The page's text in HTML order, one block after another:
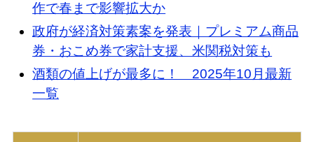
作で春まで影響拡大か
政府が経済対策素案を発表｜プレミアム商品
券・おこめ券で家計支援、米関税対策も
酒類の値上げが最多に！ 2025年10月最新
一覧